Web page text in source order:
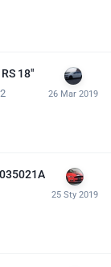
18"